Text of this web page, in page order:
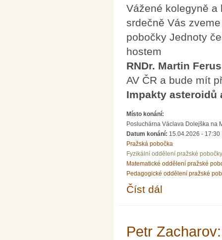
Vážené kolegyně a
srdečně Vás
pobočky Jednoty
hostem
RNDr. Martin
AV ČR a bude mít
Impakty asteroidů
Místo konání:
Posluchárna Václava Dolejška na
Datum konání: 15.04.2026 - 17:30
Pražská pobočka
Fyzikální oddělení pražské pobočky
Matematické oddělení pražské
Pedagogické oddělení pražské
Číst dál
Petr